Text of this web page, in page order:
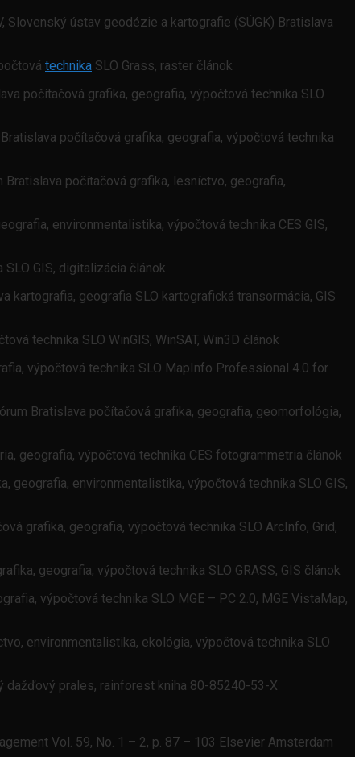
Slovenský ústav geodézie a kartografie (SÚGK) Bratislava
technika SLO Grass, raster článok
počítačová grafika, geografia, výpočtová technika SLO
počítačová grafika, geografia, výpočtová technika
počítačová grafika, lesníctvo, geografia,
environmentalistika, výpočtová technika CES GIS,
GIS, digitalizácia článok
geografia SLO kartografická transormácia, GIS
technika SLO WinGIS, WinSAT, Win3D článok
výpočtová technika SLO MapInfo Professional 4.0 for
Bratislava počítačová grafika, geografia, geomorfológia,
geografia, výpočtová technika CES fotogrammetria článok
geografia, environmentalistika, výpočtová technika SLO GIS,
grafika, geografia, výpočtová technika SLO ArcInfo, Grid,
geografia, výpočtová technika SLO GRASS, GIS článok
výpočtová technika SLO MGE – PC 2.0, MGE VistaMap,
environmentalistika, ekológia, výpočtová technika SLO
dažďový prales, rainforest kniha 80-85240-53-X
Vol. 59, No. 1 – 2, p. 87 – 103 Elsevier Amsterdam